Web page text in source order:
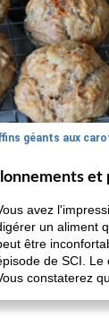
et
avez
un aliment
être
de SCI. Le
constaterez